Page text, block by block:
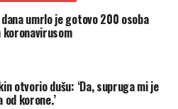
umrlo je gotovo 200 osoba
koronavirusom
otvorio dušu: ‘Da, supruga mi je
od korone.’